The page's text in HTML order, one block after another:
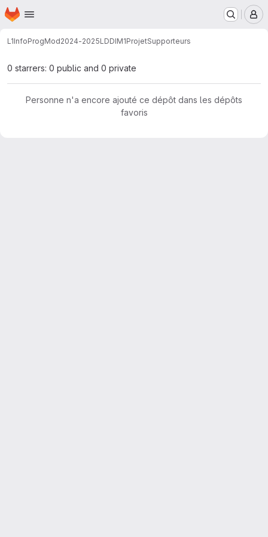
Passer au contenu principal
Page d'accueil
L1InfoProgMod2024-2025LDDIM1ProjetSupporteurs
0 starrers: 0 public and 0 private
Personne n'a encore ajouté ce dépôt dans les dépôts
favoris